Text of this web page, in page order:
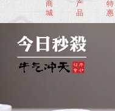
汤鸣皋
曹亚麟
董亚芳
商
城
产
品
特
惠